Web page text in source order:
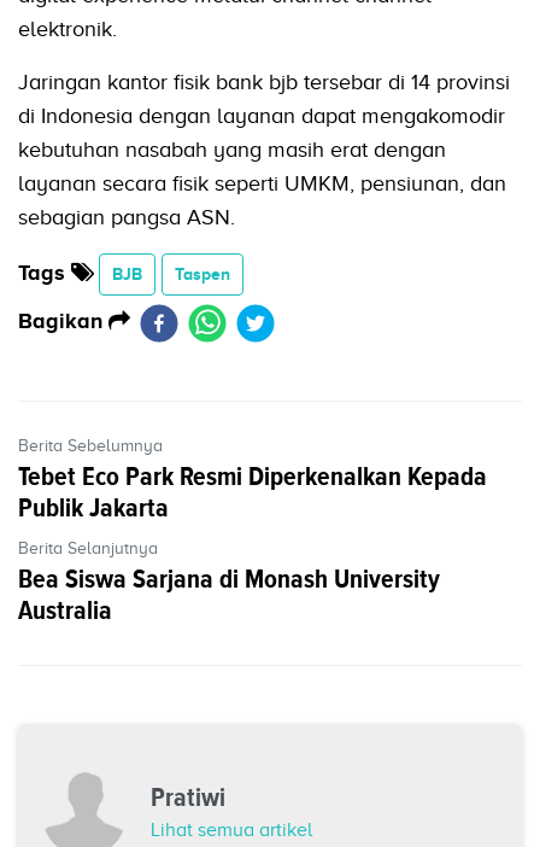
elektronik.
Jaringan kantor fisik bank bjb tersebar di 14 provinsi
di Indonesia dengan layanan dapat mengakomodir
kebutuhan nasabah yang masih erat dengan
layanan secara fisik seperti UMKM, pensiunan, dan
sebagian pangsa ASN.
Tags BJB Taspen
Bagikan
Berita Sebelumnya
Tebet Eco Park Resmi Diperkenalkan Kepada
Publik Jakarta
Berita Selanjutnya
Bea Siswa Sarjana di Monash University
Australia
Pratiwi
Lihat semua artikel